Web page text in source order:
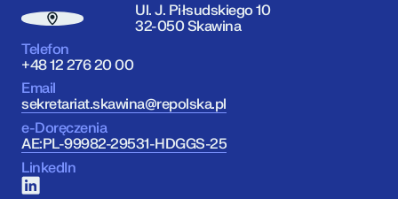
Ul. J. Piłsudskiego 10
32-050 Skawina
Telefon
+48 12 276 20 00
Email
sekretariat.skawina@repolska.pl
e-Doręczenia
AE:PL-99982-29531-HDGGS-25
LinkedIn